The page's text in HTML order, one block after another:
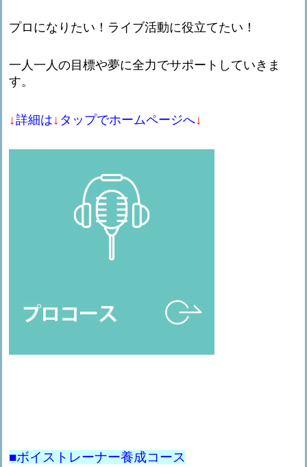
プロになりたい！ライブ活動に役立てたい！
一人一人の目標や夢に全力でサポートしていきま
す。
↓詳細は↓ タップでホームページへ↓
■ボイストレーナー養成コース